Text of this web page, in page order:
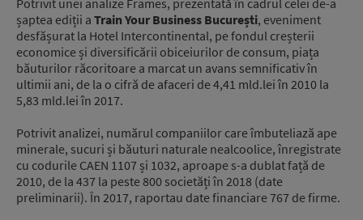
șaptea ediții a Train Your Business București, eveniment
desfășurat la Hotel Intercontinental, pe fondul creșterii
economice și diversificării obiceiurilor de consum, piața
băuturilor răcoritoare a marcat un avans semnificativ în
ultimii ani, de la o cifră de afaceri de 4,41 mld.lei în 2010 la
5,83 mld.lei în 2017.
Potrivit analizei, numărul companiilor care îmbuteliază ape
minerale, sucuri și băuturi naturale nealcoolice, înregistrate
cu codurile CAEN 1107 și 1032, aproape s-a dublat față de
2010, de la 437 la peste 800 societăți în 2018 (date
preliminarii). În 2017, raportau date financiare 767 de firme.